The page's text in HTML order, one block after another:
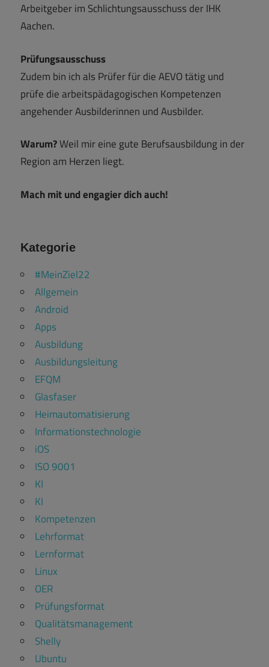
Arbeitgeber im Schlichtungsausschuss der IHK
Aachen.
Prüfungsausschuss
Zudem bin ich als Prüfer für die AEVO tätig und
prüfe die arbeitspädagogischen Kompetenzen
angehender Ausbilderinnen und Ausbilder.
Warum?Weil mir eine gute Berufsausbildung in der
Region am Herzen liegt.
Mach mit und engagier dich auch!
Kategorie
#MeinZiel22
Allgemein
Android
Apps
Ausbildung
Ausbildungsleitung
EFQM
Glasfaser
Heimautomatisierung
Informationstechnologie
iOS
ISO 9001
KI
KI
Kompetenzen
Lehrformat
Lernformat
Linux
OER
Prüfungsformat
Qualitätsmanagement
Shelly
Ubuntu